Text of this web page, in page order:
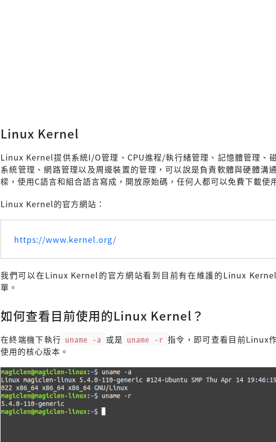
Linux Kernel
Linux Kernel提供系統I/O管理、CPU進程/執行緒管理、記憶體管理、
系統管理、網路管理以及周邊裝置的管理，可以說是負責軟體與硬體溝
樑，使用C語言和組合語言寫成，開放原始碼，任何人都可以免費下載使
Linux Kernel的官方網站：
https://www.kernel.org/
我們可以在Linux Kernel的官方網站看到目前有在維護的Linux
單。
如何查看目前使用的Linux Kernel？
在終端機下執行 uname -a 或是 uname -r 指令，即可查看目前Linux
使用的核心版本。